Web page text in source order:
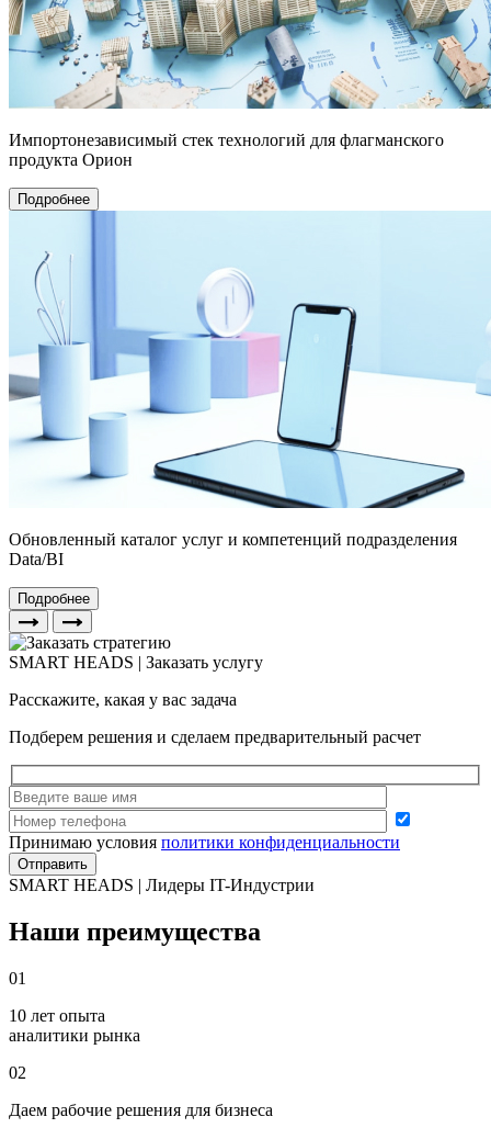
Импортонезависимый стек технологий для флагманского
продукта Орион
Подробнее
Обновленный каталог услуг и компетенций подразделения
Data/BI
Подробнее
SMART HEADS | Заказать услугу
Расскажите, какая у вас задача
Подберем решения и сделаем предварительный расчет
Принимаю условия политики конфиденциальности
SMART HEADS | Лидеры IT-Индустрии
Наши преимущества
01
10 лет опыта
аналитики рынка
02
Даем рабочие решения для бизнеса